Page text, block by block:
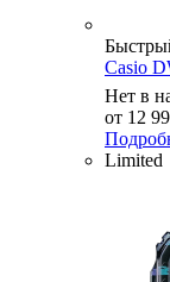
Casio
Нет в
от 12
Limited